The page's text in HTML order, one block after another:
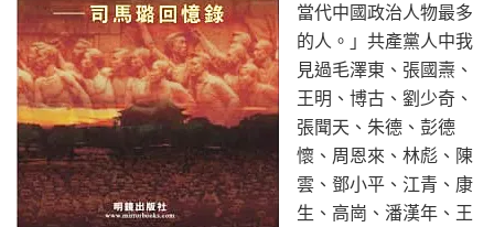
當代中國政治人物最多
的人。」共產黨人中我
見過毛澤東、張國燾、
王明、博古、劉少奇、
張聞天、朱德、彭德
懷、周恩來、林彪、陳
雲、鄧小平、江青、康
生、高崗、潘漢年、王